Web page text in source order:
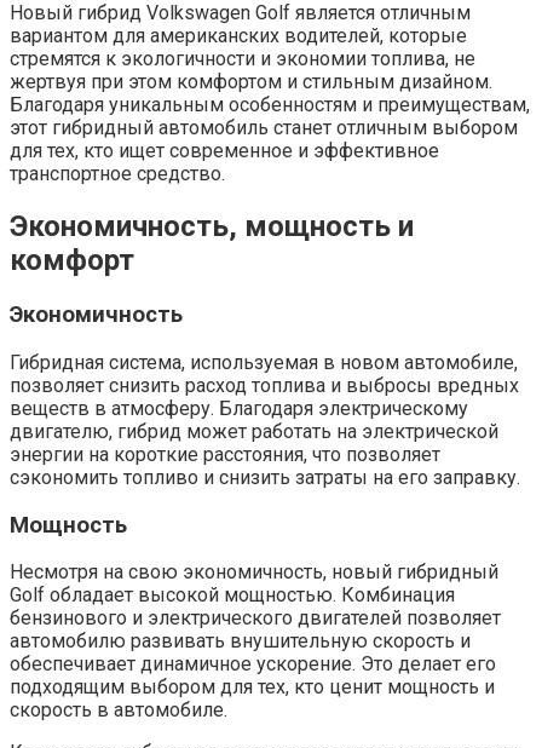
Новый гибрид Volkswagen Golf является отличным
вариантом для американских водителей, которые
стремятся к экологичности и экономии топлива, не
жертвуя при этом комфортом и стильным дизайном.
Благодаря уникальным особенностям и преимуществам,
этот гибридный автомобиль станет отличным выбором
для тех, кто ищет современное и эффективное
транспортное средство.
Экономичность, мощность и
комфорт
Экономичность
Гибридная система, используемая в новом автомобиле,
позволяет снизить расход топлива и выбросы вредных
веществ в атмосферу. Благодаря электрическому
двигателю, гибрид может работать на электрической
энергии на короткие расстояния, что позволяет
сэкономить топливо и снизить затраты на его заправку.
Мощность
Несмотря на свою экономичность, новый гибридный
Golf обладает высокой мощностью. Комбинация
бензинового и электрического двигателей позволяет
автомобилю развивать внушительную скорость и
обеспечивает динамичное ускорение. Это делает его
подходящим выбором для тех, кто ценит мощность и
скорость в автомобиле.